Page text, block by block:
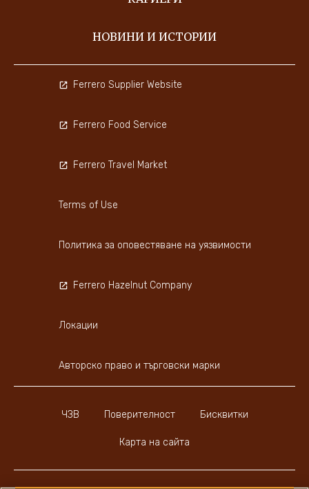
НОВИНИ И ИСТОРИИ
ЧЗВ Поверителност Бисквитки
Карта на сайта
Ferrero Supplier Website
Ferrero Food Service
Ferrero Travel Market
Terms of Use
Политика за оповестяване на уязвимости
Ferrero Hazelnut Company
Локации
Авторско право и търговски марки